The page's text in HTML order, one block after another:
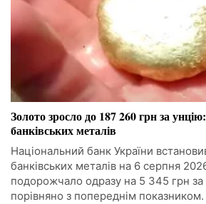
Золото зросло до 187 260 грн за
банківських металів
Національний банк України
банківських металів на 6 серпня
подорожчало одразу на 5 345 грн за
порівняно з попереднім показником.